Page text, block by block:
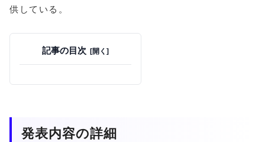
供している。
記事の目次
発表内容の詳細